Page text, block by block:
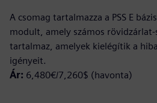
A csomag tartalmazza a PSS E
modult, amely számos
tartalmaz, amelyek kielégítik a
igényeit.
Ár: 6,480€/7,260$ (havonta)